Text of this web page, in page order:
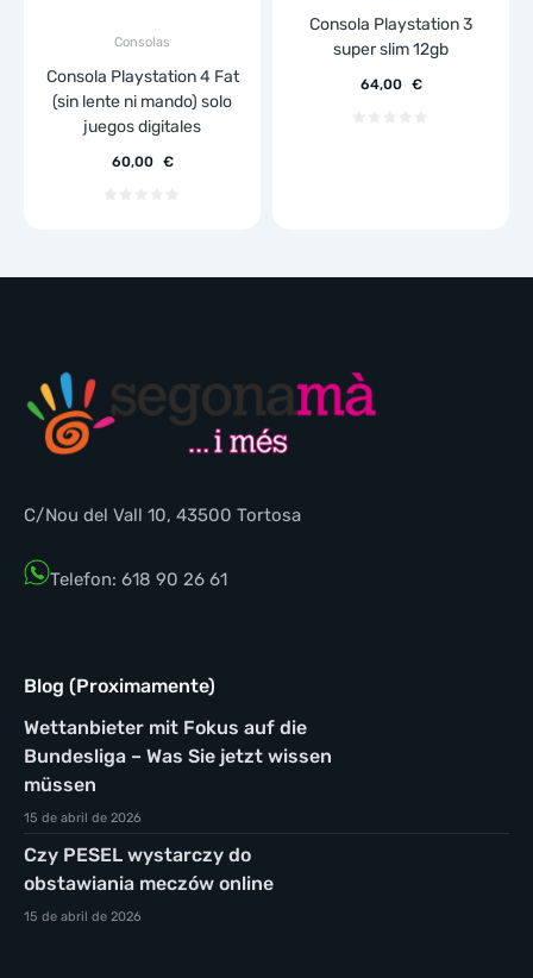
Consolas
Consola Playstation 4 Fat
(sin lente ni mando) solo
juegos digitales
60,00 €
Consola Playstation 3
super slim 12gb
64,00 €
C/Nou del Vall 10, 43500 Tortosa
Telefon: 618 90 26 61
Blog (Proximamente)
Wettanbieter mit Fokus auf die
Bundesliga – Was Sie jetzt wissen
müssen
15 de abril de 2026
Czy PESEL wystarczy do
obstawiania meczów online
15 de abril de 2026